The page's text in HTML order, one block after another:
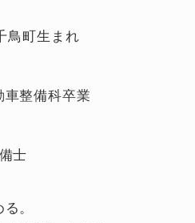
鳥町生まれ
車整備科卒業
士
。